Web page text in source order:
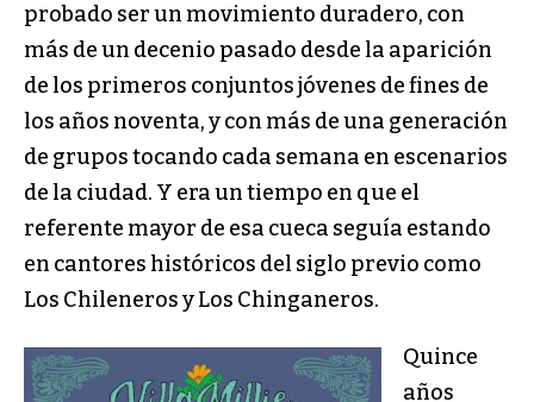
probado ser un movimiento duradero, con
más de un decenio pasado desde la aparición
de los primeros conjuntos jóvenes de fines de
los años noventa, y con más de una generación
de grupos tocando cada semana en escenarios
de la ciudad. Y era un tiempo en que el
referente mayor de esa cueca seguía estando
en cantores históricos del siglo previo como
Los Chileneros y Los Chinganeros.
Quince
años